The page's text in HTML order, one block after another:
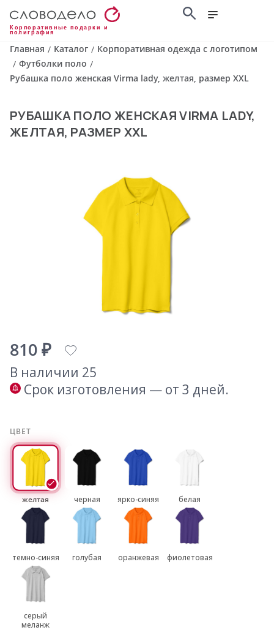
Корпоративные подарки и
полиграфия
Главная / Каталог / Корпоративная одежда с логотипом
/ Футболки поло /
Рубашка поло женская Virma lady, желтая, размер XXL
РУБАШКА ПОЛО ЖЕНСКАЯ VIRMA LADY,
ЖЕЛТАЯ, РАЗМЕР XXL
810 ₽
В наличии 25
Срок изготовления — от 3 дней.
ЦВЕТ
желтая черная ярко-синяя белая
темно-синяя голубая оранжевая фиолетовая
серый
меланж